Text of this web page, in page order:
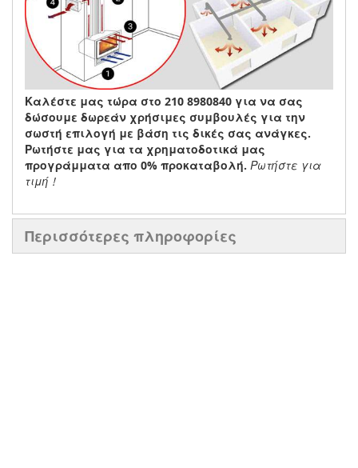
Καλέστε μας τώρα στο 210 8980840 για να σας
δώσουμε δωρεάν χρήσιμες συμβουλές για την
σωστή επιλογή με βάση τις δικές σας ανάγκες.
Ρωτήστε μας για τα χρηματοδοτικά μας
προγράμματα απο 0% προκαταβολή. Ρωτήστε για
τιμή !
Περισσότερες πληροφορίες